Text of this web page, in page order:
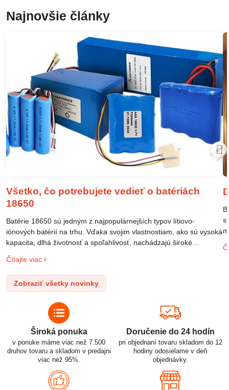
Najnovšie články
Všetko, čo potrebujete vedieť o batériách
18650
Batérie 18650 sú jedným z najpopulárnejších typov lítiovo-
iónových batérií na trhu. Vďaka svojim vlastnostiam, ako sú vysoká
kapacita, dlhá životnosť a spoľahlivosť, nachádzajú široké
po elektrické vozidlá. Pochopenie ich delenia, označovania a
správneho používania je kľúčom k ich efektívnemu a bezpečnému
využitiu.
Čítajte viac
Zobraziť všetky novinky
Široká ponuka
v ponuke máme viac než 7.500
druhov tovaru a skladom v predajni
viac než 95%.
Doručenie do 24 hodín
pri objednaní tovaru skladom do 12
hodiny odosielame v deň
objednávky.